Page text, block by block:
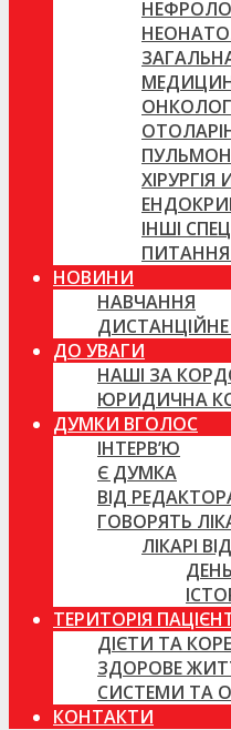
ІНШІ
ПИТАННЯ
НОВИНИ
НАВЧАННЯ
ДО УВАГИ
НАШІ ЗА
ЮРИДИЧНА
ДУМКИ ВГОЛОС
ІНТЕРВ’Ю
Є ДУМКА
ВІД
ГОВОРЯТЬ
ЛІКАРІ
ТЕРИТОРІЯ
ДІЄТИ ТА
ЗДОРОВЕ
СИСТЕМИ ТА
КОНТАКТИ